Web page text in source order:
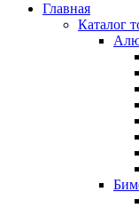
Главная
Каталог